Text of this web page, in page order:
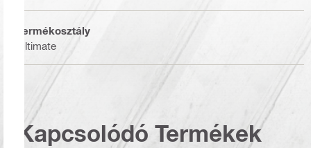
Termékosztály
Ultimate
Kapcsolódó Termékek